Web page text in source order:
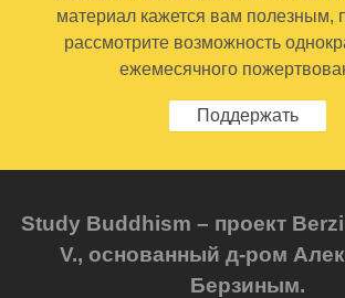
материал кажется вам полезным,
рассмотрите возможность
ежемесячного
Поддержать
Study Buddhism – проект
V., основанный д-ром
Берзиным.